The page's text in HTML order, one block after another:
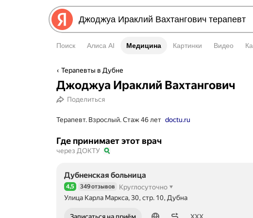
Поиск Алиса AI Медицина
Медицина Картинки Видео
Терапевты в Дубне
Джоджуа Ираклий Вахтангович
Поделиться
Терапевт. Взрослый. Стаж 46 лет doctu.ru
Где принимает этот врач
через ДОКТУ
Дубненская больница
Рейтинг 4,5 из 5
4,5 349 отзывов
Круглосуточно
Улица Карла Маркса, 30, стр. 10, Дубна
Номер телефона: 122